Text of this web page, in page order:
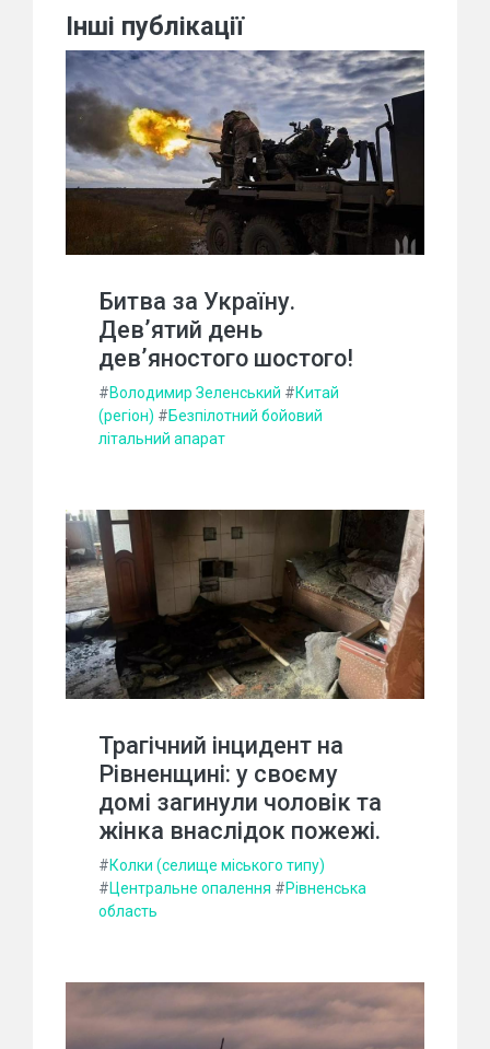
Інші публікації
Битва за Україну.
Дев’ятий день
дев’яностого шостого!
#Володимир Зеленський #Китай
(регіон) #Безпілотний бойовий
літальний апарат
Трагічний інцидент на
Рівненщині: у своєму
домі загинули чоловік та
жінка внаслідок пожежі.
#Колки (селище міського типу)
#Центральне опалення #Рівненська
область